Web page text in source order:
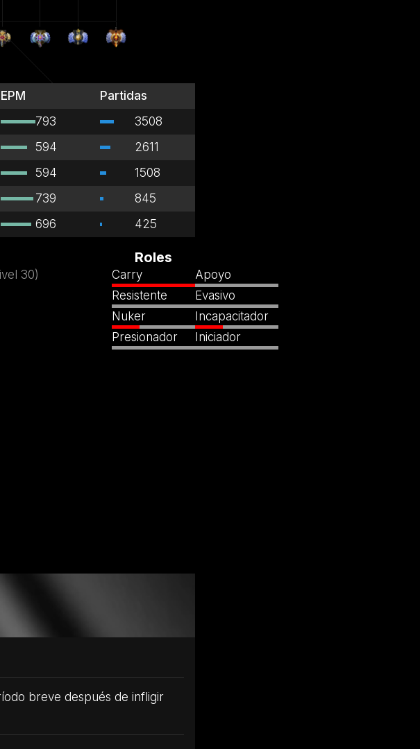
EPM
Partidas
793
3508
594
2611
594
1508
739
845
696 425
30)
Roles
Carry
Resistente
Nuker
Presionador
Apoyo
Evasivo
Incapacitador
Iniciador
breve después de infligir